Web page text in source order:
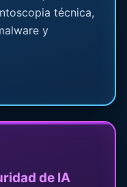
técnica,
y
de IA